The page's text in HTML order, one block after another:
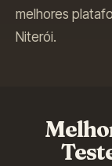
melhores
Niterói.